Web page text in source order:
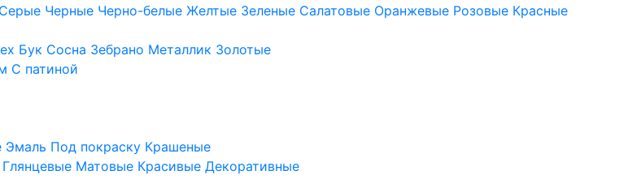
Серые Черные Черно-белые Желтые Зеленые Салатовые Оранжевые Розовые Красные
Бук Сосна Зебрано Металлик Золотые
С патиной
Эмаль Под покраску Крашеные
Глянцевые Матовые Красивые Декоративные